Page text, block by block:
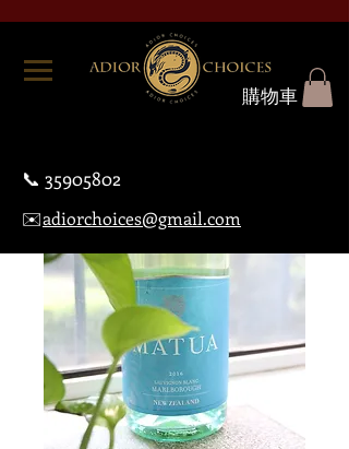
購物車
📞 35905802
✉️adiorchoices@gmail.com